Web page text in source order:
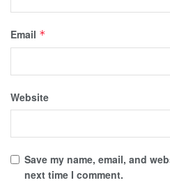
Email *
Website
Save my name, email, and
next time I comment.